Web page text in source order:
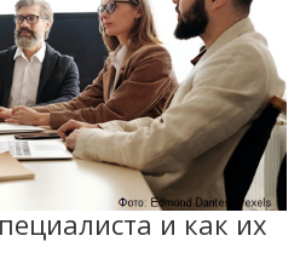
и как их